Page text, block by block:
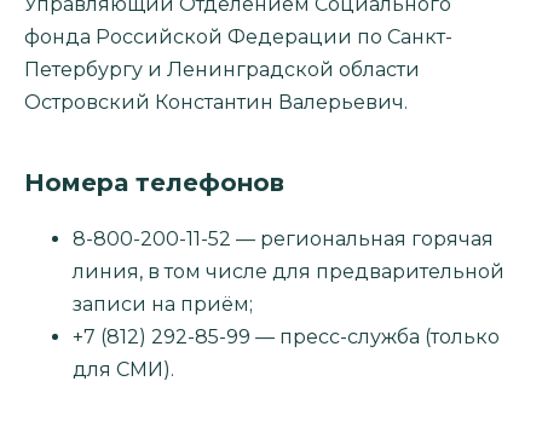
фонда Российской Федерации по Санкт-
Петербургу и Ленинградской области
Островский Константин Валерьевич.
Номера телефонов
8-800-200-11-52 — региональная горячая
линия, в том числе для предварительной
записи на приём;
+7 (812) 292-85-99 — пресс-служба (только
для СМИ).